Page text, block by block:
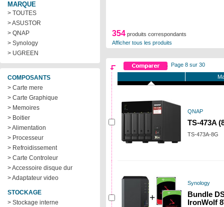
MARQUE
> TOUTES
> ASUSTOR
> QNAP
> Synology
> UGREEN
COMPOSANTS
> Carte mere
> Carte Graphique
> Memoires
> Boitier
> Alimentation
> Processeur
> Refroidissement
> Carte Controleur
> Accessoire disque dur
> Adaptateur video
STOCKAGE
> Stockage interne
354 produits correspondants
Afficher tous les produits
Page 8 sur 30
QNAP
TS-473A
TS-473A-8G
Synology
Bundle
IronWolf